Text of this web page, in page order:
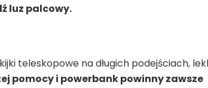
luz palcowy.
teleskopowe na długich podejściach,
pomocy i powerbank powinny zawsze